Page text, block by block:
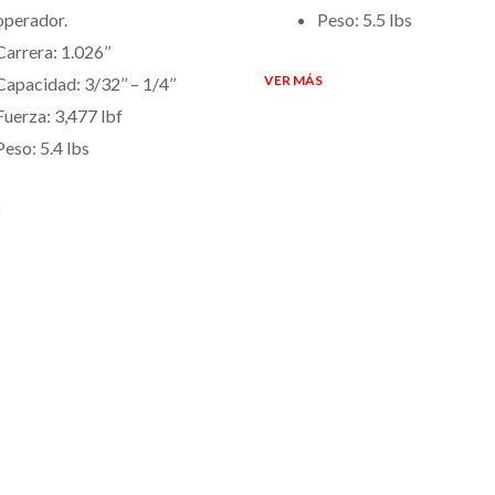
1.026’’
3/32’’ – 1/4’’
3,477 lbf
5.4 lbs
Peso: 5.5 lbs
VER MÁS